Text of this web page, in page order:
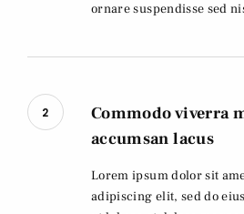
ornare suspendisse sed
2
Commodo viverra
accumsan lacus
Lorem ipsum dolor sit
adipiscing elit, sed do